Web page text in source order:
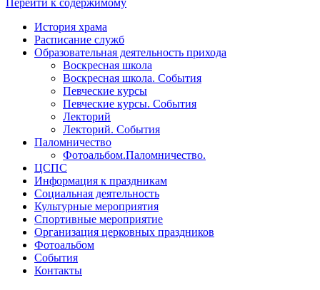
История храма
Расписание служб
Образовательная деятельность прихода
Воскресная школа
Воскресная школа. События
Певческие курсы
Певческие курсы. События
Лекторий
Лекторий. События
Паломничество
Фотоальбом.Паломничество.
ЦСПС
Информация к праздникам
Социальная деятельность
Культурные мероприятия
Спортивные мероприятие
Организация церковных праздников
Фотоальбом
События
Контакты